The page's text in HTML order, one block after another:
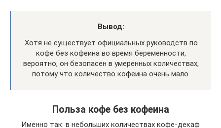
Вывод:
Хотя не существует официальных руководств по
кофе без кофеина во время беременности,
вероятно, он безопасен в умеренных количествах,
потому что количество кофеина очень мало.
Польза кофе без кофеина
Именно так: в небольших количествах кофе-декаф